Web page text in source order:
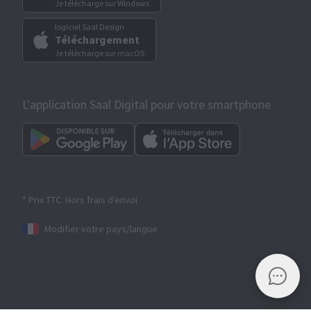
Je télécharge sur Windows
logiciel Saal Design
Téléchargement
Je télécharge sur macOS
L'application Saal Digital pour votre smartphone
* Prix TTC. Hors frais d’envoi
Modifier votre pays/langue